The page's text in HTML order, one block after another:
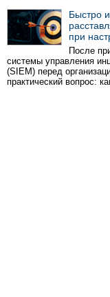
Быстро
при
После
системы управления
(SIEM) перед
практический вопрос: